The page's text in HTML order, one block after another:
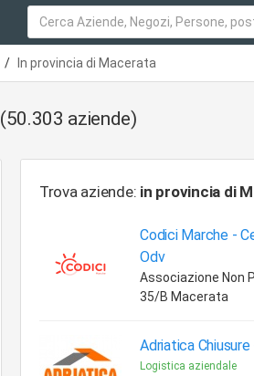
In provincia di Macerata
(50.303 aziende)
Trova aziende: in provincia di
Codici Marche -
Odv
Associazione Non
35/B Macerata
Adriatica Chiusure
Logistica aziendale